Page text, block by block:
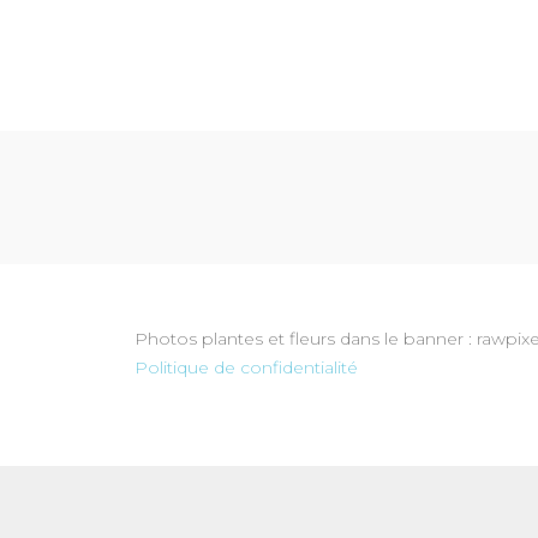
Photos plantes et fleurs dans le banner :
Politique de confidentialité